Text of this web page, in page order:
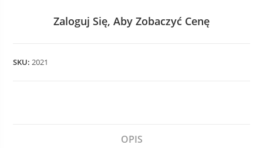
Zaloguj Się, Aby Zobaczyć Cenę
SKU: 2021
OPIS